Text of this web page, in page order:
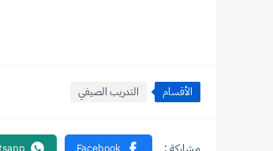
الأقسام التدريب الصيفي